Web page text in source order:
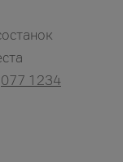
077 1234